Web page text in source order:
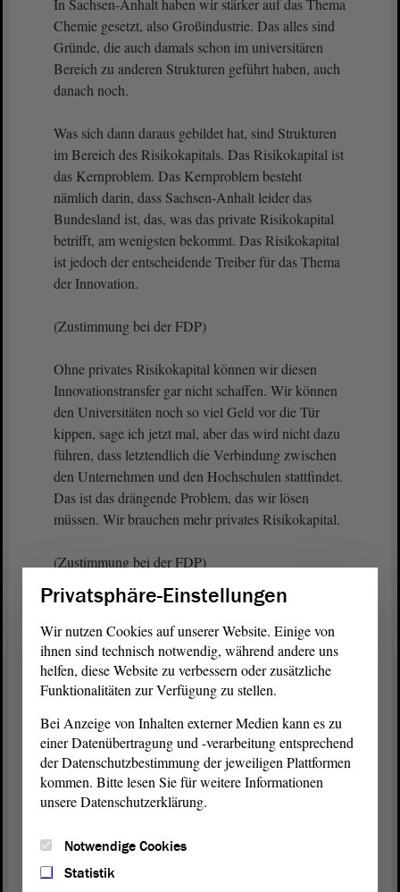
In Sachsen-Anhalt haben wir stärker auf das Thema
Chemie gesetzt, also Großindustrie. Das alles sind
Gründe, die auch damals schon im universitären
Bereich zu anderen Strukturen geführt haben, auch
danach noch.
Was sich dann daraus gebildet hat, sind Strukturen
im Bereich des Risikokapitals. Das Risikokapital ist
das Kernproblem. Das Kernproblem besteht
nämlich darin, dass Sachsen-Anhalt leider das
Bundesland ist, das, was das private Risikokapital
betrifft, am wenigsten bekommt. Das Risikokapital
ist jedoch der entscheidende Treiber für das Thema
der Innovation.
(Zustimmung bei der FDP)
Ohne privates Risikokapital können wir diesen
Innovationstransfer gar nicht schaffen. Wir können
den Universitäten noch so viel Geld vor die Tür
kippen, sage ich jetzt mal, aber das wird nicht dazu
führen, dass letztendlich die Verbindung zwischen
den Unternehmen und den Hochschulen stattfindet.
Das ist das drängende Problem, das wir lösen
müssen. Wir brauchen mehr privates Risikokapital.
(Zustimmung bei der FDP)
Insofern ist aber auch die Bemühung des
Wirtschaftsministers genau richtig, dass wir schauen
müssen, wie wir Investitionen nach Sachsen-Anhalt
kriegen, und zwar privat finanzierte Investitionen.
Deshalb ist es richtig, dass wir an den
wertvoller machen. Deshalb war auch die
Ansiedlung von Intel ein richtiges Thema. Deshalb
standen wir auch dahinter, dass wir es machen, weil
genau das mit dem Thema Innovation verbunden
dann muss man immer wissen, es wird nicht der
Privatsphäre-Einstellungen
Wir nutzen Cookies auf unserer Website. Einige von
ihnen sind technisch notwendig, während andere uns
helfen, diese Website zu verbessern oder zusätzliche
Funktionalitäten zur Verfügung zu stellen.
Bei Anzeige von Inhalten externer Medien kann es zu
einer Datenübertragung und -verarbeitung entsprechend
der Datenschutzbestimmung der jeweiligen Plattformen
kommen. Bitte lesen Sie für weitere Informationen
unsere Datenschutzerklärung.
Notwendige Cookies
Statistik